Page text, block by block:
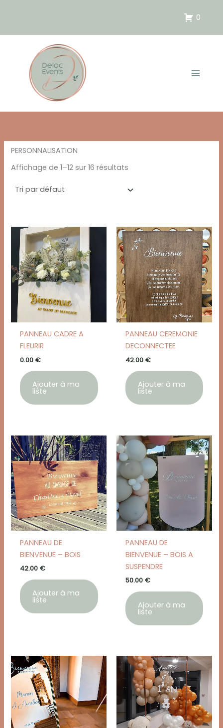
0
PERSONNALISATION
Affichage de 1–12 sur 16 résultats
PANNEAU CADRE A
FLEURIR
0.00 €
Ajouter à ma
liste
PANNEAU CEREMONIE
DECONNECTEE
42.00 €
Ajouter à ma
liste
PANNEAU DE
BIENVENUE – BOIS
42.00 €
Ajouter à ma
liste
PANNEAU DE
BIENVENUE – BOIS A
SUSPENDRE
50.00 €
Ajouter à ma
liste